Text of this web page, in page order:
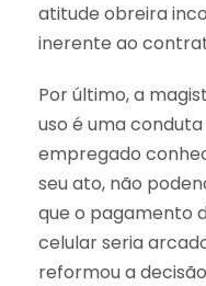
atitude obreira
inerente ao
Por último, a
uso é uma
empregado
seu ato, não
que o pagamento
celular seria
reformou a